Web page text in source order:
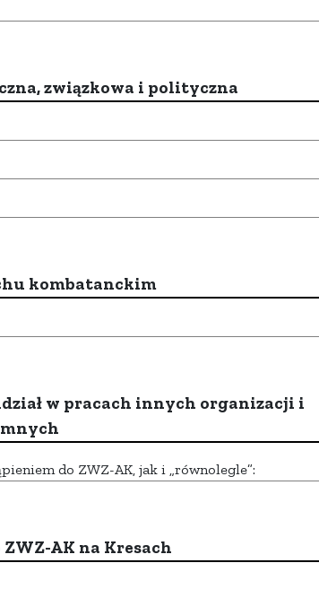
związkowa i polityczna
kombatanckim
w pracach innych organizacji i
do ZWZ-AK, jak i „równolegle”:
AK na Kresach